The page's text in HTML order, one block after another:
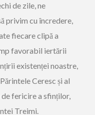
de zile, ne
privim cu încredere,
fiecare clipă a
favorabil iertării
existenței noastre,
Ceresc și al
fericire a sfinților,
Treimi.